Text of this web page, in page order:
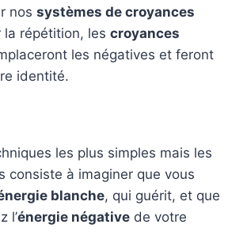
nos systèmes de croyances
la répétition, les croyances
les négatives et feront
identité.
les plus simples mais les
consiste à imaginer que vous
blanche, qui guérit, et que
l’énergie négative de votre